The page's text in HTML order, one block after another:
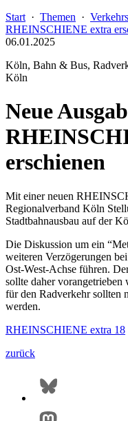
Start · Themen ·
RHEINSCHIENE extra
06.01.2025
Köln, Bahn & Bus,
Köln
Neue
erschienen
Mit einer neuen
Regionalverband Köln
Stadtbahnausbau auf der
Die Diskussion um ein
weiteren Verzögerungen
Ost-West-Achse führen.
sollte daher vorangetrieben
für den Radverkehr sollten
werden.
RHEINSCHIENE extra 18
zurück